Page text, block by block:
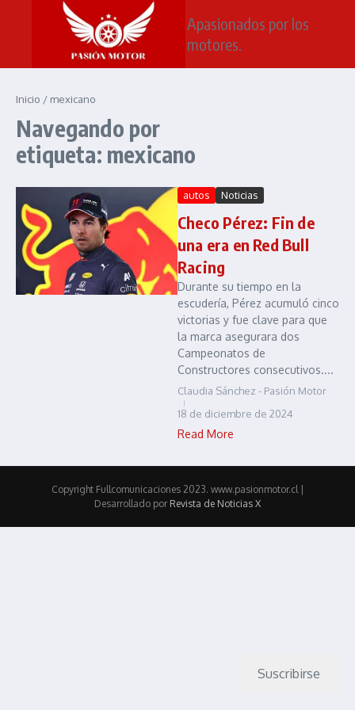
Saltar al contenido
Apasionados por los
motores.
Inicio / mexicano
Navegando por
etiqueta: mexicano
autos Noticias
Checo Pérez: Fin de
una era en Red Bull
Racing
Durante su tiempo en la
escudería, Pérez acumuló cinco
victorias y fue clave para que
la marca asegurara dos
Campeonatos de
Constructores consecutivos....
Claudia Sánchez - Pasión Motor
18 de diciembre de 2024
Read More
Copyright Fullcomunicaciones 2023. www.pasionmotor.cl |
Desarrollado por Revista de Noticias X
Suscribirse